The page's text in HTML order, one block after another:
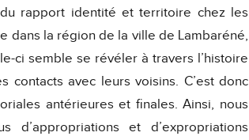
rapport identité et territoire chez les
dans la région de la ville de Lambaréné,
ci semble se révéler à travers l’histoire
avec leurs voisins. C’est donc
antérieures et finales. Ainsi, nous
d’appropriations et d’expropriations